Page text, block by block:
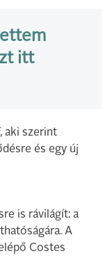
itt
aki szerint
és egy új
is rávilágít: a
A
Costes